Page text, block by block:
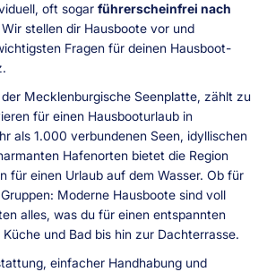
oft sogar führerscheinfrei nach
Wir stellen dir Hausboote vor und
Fragen für deinen Hausboot-
Mecklenburgische Seenplatte, zählt zu
für einen Hausbooturlaub in
als 1.000 verbundenen Seen, idyllischen
Hafenorten bietet die Region
für einen Urlaub auf dem Wasser. Ob für
Moderne Hausboote sind voll
alles, was du für einen entspannten
und Bad bis hin zur Dachterrasse.
einfacher Handhabung und